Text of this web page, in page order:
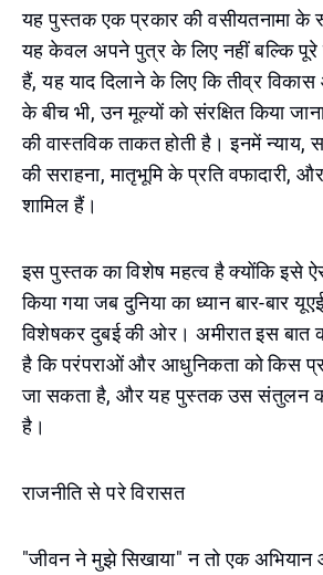
यह पुस्तक एक प्रकार की वसीयतनामा के
यह केवल अपने पुत्र के लिए नहीं बल्कि पूरे
हैं, यह याद दिलाने के लिए कि तीव्र
के बीच भी, उन मूल्यों को संरक्षित किया
की वास्तविक ताकत होती है। इनमें न्याय,
की सराहना, मातृभूमि के प्रति वफादारी,
शामिल हैं।
इस पुस्तक का विशेष महत्व है क्योंकि इसे
किया गया जब दुनिया का ध्यान बार-बार
विशेषकर दुबई की ओर। अमीरात इस बात
है कि परंपराओं और आधुनिकता को किस
जा सकता है, और यह पुस्तक उस संतुलन
है।
राजनीति से परे विरासत
"जीवन ने मुझे सिखाया" न तो एक अभियान